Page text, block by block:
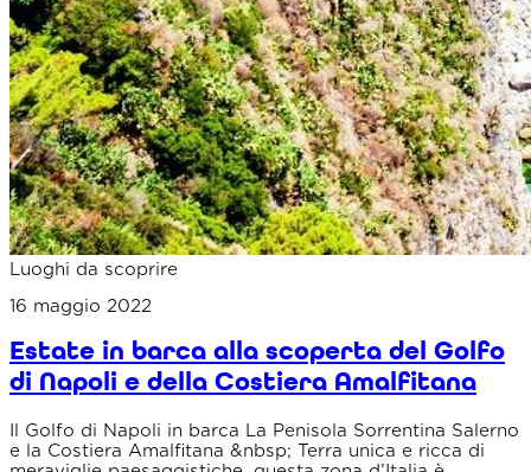
Luoghi da scoprire
16 maggio 2022
Estate in barca alla scoperta del Golfo
di Napoli e della Costiera Amalfitana
Il Golfo di Napoli in barca La Penisola Sorrentina Salerno
e la Costiera Amalfitana &nbsp; Terra unica e ricca di